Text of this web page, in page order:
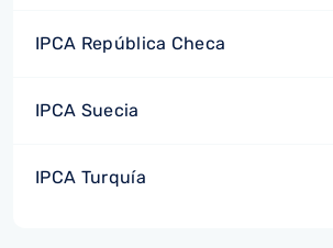
IPCA República Checa
IPCA Suecia
IPCA Turquía